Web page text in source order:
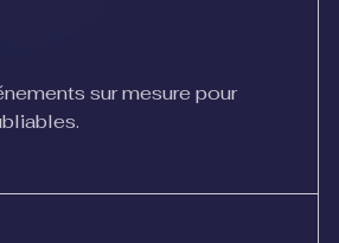
sur mesure pour